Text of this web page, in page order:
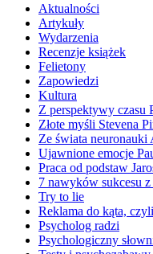
Aktualności
Artykuły
Wydarzenia
Recenzje książek
Felietony
Zapowiedzi
Kultura
Z perspektywy czasu
Złote myśli Stevena
Ze świata neuronauki
Ujawnione emocje
Praca od podstaw
7 nawyków sukcesu
Try to lie
Reklama do kąta,
Psycholog radzi
Psychologiczny